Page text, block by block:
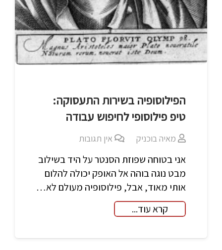
הפילוסופיה בשירות התעסוקה:
טיפ פילוסופי לחיפוש עבודה
מאיה בוכניק אין תגובות
אני בטוחה שפוזת הסנטר על היד בשילוב
מבט נוגה בוהה אל האופק יכולה להלום
אותי מאוד, אבל, פילוסופיה מעולם לא…
קרא עוד...